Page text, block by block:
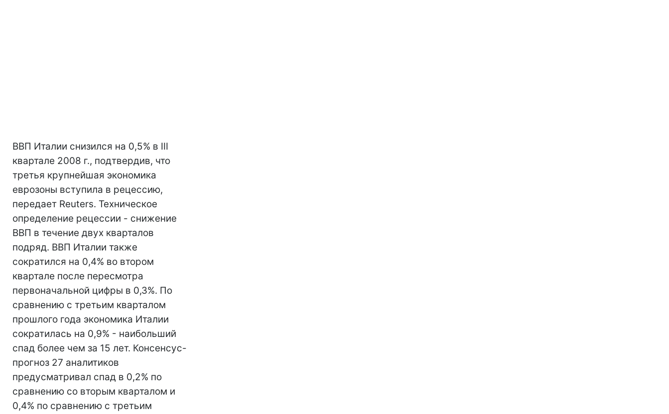
ВВП Италии снизился на 0,5% в III
квартале 2008 г., подтвердив, что
третья крупнейшая экономика
еврозоны вступила в рецессию,
передает Reuters. Техническое
определение рецессии - снижение
ВВП в течение двух кварталов
подряд. ВВП Италии также
сократился на 0,4% во втором
квартале после пересмотра
первоначальной цифры в 0,3%. По
сравнению с третьим кварталом
прошлого года экономика Италии
сократилась на 0,9% - наибольший
спад более чем за 15 лет. Консенсус-
прогноз 27 аналитиков
предусматривал спад в 0,2% по
сравнению со вторым кварталом и
0,4% по сравнению с третьим